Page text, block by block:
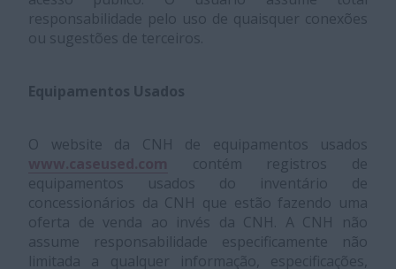
responsabilidade pelo uso de quaisquer conexões
ou sugestões de terceiros.
Equipamentos Usados
O website da CNH de equipamentos usados
contém registros de
equipamentos usados do inventário de
concessionários da CNH que estão fazendo uma
oferta de venda ao invés da CNH. A CNH não
assume responsabilidade especificamente não
limitada a qualquer informação, especificações,